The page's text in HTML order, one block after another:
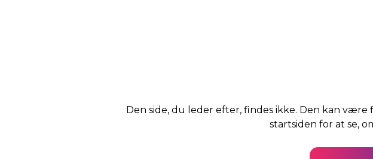
Den side, du leder efter, findes ikke. Den kan
startsiden for at se,